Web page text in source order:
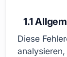
1.1
Diese